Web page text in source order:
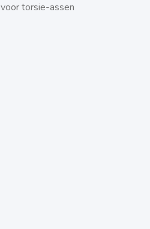
torsie-assen